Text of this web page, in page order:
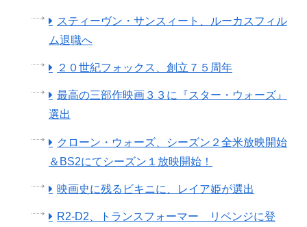
スティーヴン・サンスィート、ルーカスフィル
ム退職へ
２０世紀フォックス、創立７５周年
最高の三部作映画３３に『スター・ウォーズ』
選出
クローン・ウォーズ、シーズン２全米放映開始
＆BS2にてシーズン１放映開始！
映画史に残るビキニに、レイア姫が選出
R2-D2、トランスフォーマー リベンジに登